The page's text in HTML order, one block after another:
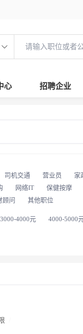
心 招聘企业
司机交通 营业员 家
网络IT 保健按摩
顾问 其他职位
3000-4000元 4000-5000